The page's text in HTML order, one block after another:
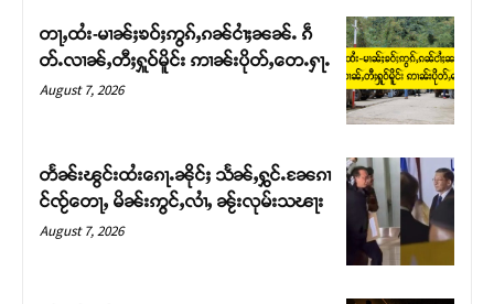
တႃႇႁႂ်ႈသဵင်ၵၢင်ၸႂ်ၵူၼ်းမိူင်း ၵူႈတီႈၵူႈလႅၼ်ပေႃးတေၸွ
တ်ႇ တူဝ်ႈလုမ်ႈၾႃႉၼၼ်ႉ ၶဝ်ႈႁူမ်ႈၵမ်ႉထႅမ် ၸုမ်းၶၢ
ဝ်ႇၽူႈတွႆႇႁွၵ်ႈ လႆႈယူႇၶႃႈဢေႃႈ။
တႃႇထႆး-မၢၼ်ႈၶဝ်ႈဢွၵ်ႇၵၼ်ငၢႆႈၼၼ်ႉ ၵဵ
တ်ႉလၢၼ်ႇတီႈႁူဝ်မိူင်း ဢၢၼ်းပိုတ်ႇတေႉႁႃႉ
August 7, 2026
တႅၼ်းၽွင်းထႆးၵေႃႉၼိုင်ႈ သႅၼ်ႇႁွင်ႉၼႄၵၢ
င်ၸႂ်တေႃႇ မိၼ်းဢွင်ႇလၢႆႇ ၼႂ်းလုမ်းသၽႃး
August 7, 2026